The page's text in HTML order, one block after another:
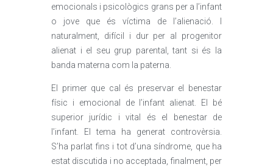
emocionals i psicològics grans per a l’infant
o jove que és víctima de l’alienació. I
naturalment, difícil i dur per al progenitor
alienat i el seu grup parental, tant si és la
banda materna com la paterna.
El primer que cal és preservar el benestar
físic i emocional de l’infant alienat. El bé
superior jurídic i vital és el benestar de
l’infant. El tema ha generat controvèrsia.
S’ha parlat fins i tot d’una síndrome, que ha
estat discutida i no acceptada, finalment, per